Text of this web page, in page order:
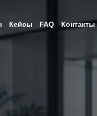
Кейсы FAQ Контакты